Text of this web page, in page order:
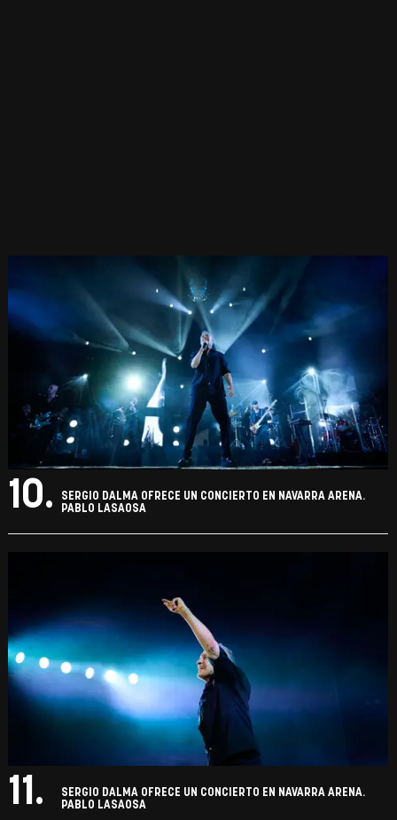
10.
SERGIO DALMA OFRECE UN CONCIERTO EN NAVARRA ARENA.
PABLO LASAOSA
11.
SERGIO DALMA OFRECE UN CONCIERTO EN NAVARRA ARENA.
PABLO LASAOSA